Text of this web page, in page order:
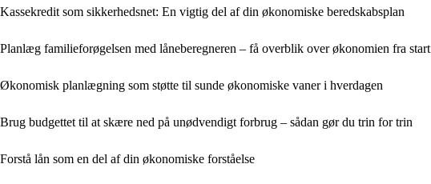
Kassekredit som sikkerhedsnet: En vigtig del af din økonomiske beredskabsplan
Planlæg familieforøgelsen med låneberegneren – få overblik over økonomien fra start
Økonomisk planlægning som støtte til sunde økonomiske vaner i hverdagen
Brug budgettet til at skære ned på unødvendigt forbrug – sådan gør du trin for trin
Forstå lån som en del af din økonomiske forståelse